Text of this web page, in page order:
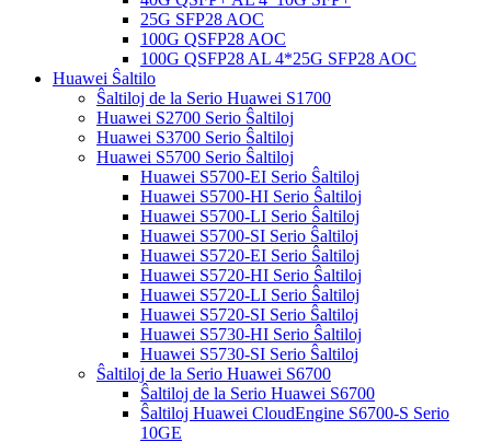
25G SFP28 AOC
100G QSFP28 AOC
100G QSFP28 AL 4*25G SFP28 AOC
Huawei Ŝaltilo
Ŝaltiloj de la Serio Huawei S1700
Huawei S2700 Serio Ŝaltiloj
Huawei S3700 Serio Ŝaltiloj
Huawei S5700 Serio Ŝaltiloj
Huawei S5700-EI Serio Ŝaltiloj
Huawei S5700-HI Serio Ŝaltiloj
Huawei S5700-LI Serio Ŝaltiloj
Huawei S5700-SI Serio Ŝaltiloj
Huawei S5720-EI Serio Ŝaltiloj
Huawei S5720-HI Serio Ŝaltiloj
Huawei S5720-LI Serio Ŝaltiloj
Huawei S5720-SI Serio Ŝaltiloj
Huawei S5730-HI Serio Ŝaltiloj
Huawei S5730-SI Serio Ŝaltiloj
Ŝaltiloj de la Serio Huawei S6700
Ŝaltiloj de la Serio Huawei S6700
Ŝaltiloj Huawei CloudEngine S6700-S Serio
10GE